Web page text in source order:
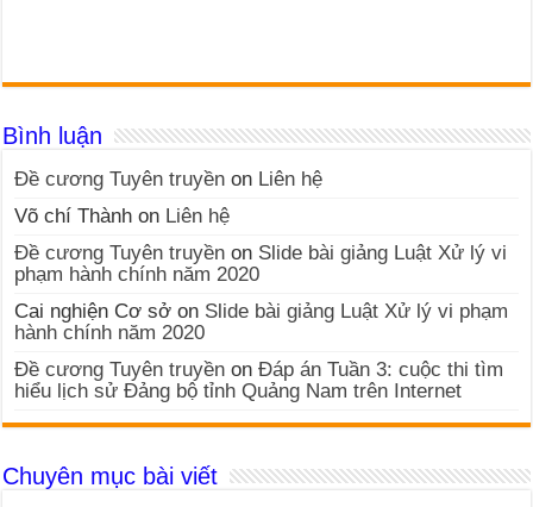
Bình luận
Đề cương Tuyên truyền on Liên hệ
Võ chí Thành on Liên hệ
Đề cương Tuyên truyền on Slide bài giảng Luật Xử lý vi
phạm hành chính năm 2020
Cai nghiện Cơ sở on Slide bài giảng Luật Xử lý vi phạm
hành chính năm 2020
Đề cương Tuyên truyền onĐáp án Tuần 3: cuộc thi tìm
hiểu lịch sử Đảng bộ tỉnh Quảng Nam trên Internet
Chuyên mục bài viết